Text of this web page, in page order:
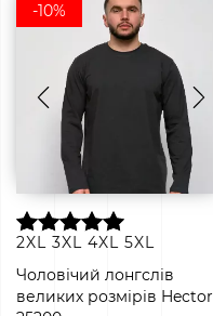
-10%
2XL 3XL 4XL 5XL
Чоловічий лонгслів
великих розмірів Hector